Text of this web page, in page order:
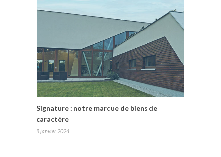
Signature : notre marque de biens de
caractère
8 janvier 2024